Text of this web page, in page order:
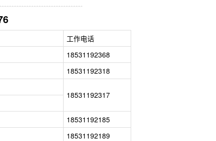
工作电话
18531192368
18531192318
18531192317
18531192185
18531192189